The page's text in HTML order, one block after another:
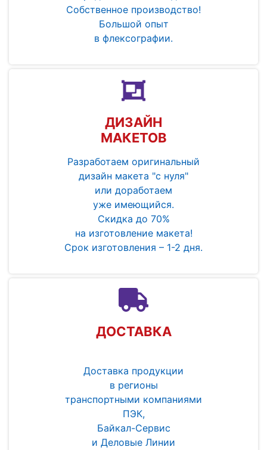
Собственное производство!
Большой опыт
в флексографии.
ДИЗАЙН
МАКЕТОВ
Разработаем оригинальный
дизайн макета "с нуля"
или доработаем
уже имеющийся.
Скидка до 70%
на изготовление макета!
Срок изготовления – 1-2 дня.
ДОСТАВКА
Доставка продукции
в регионы
транспортными компаниями
ПЭК,
Байкал-Сервис
и Деловые Линии